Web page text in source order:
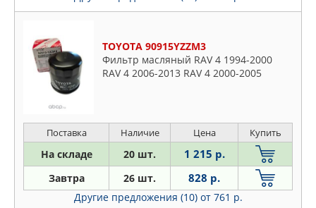
TOYOTA 90915YZZM3
Фильтр масляный RAV 4 1994-2000
RAV 4 2006-2013 RAV 4 2000-2005
Поставка Наличие Цена Купить
На складе 20 шт. 1 215 р.
Завтра 26 шт. 828 р.
Другие предложения (10) от 761 р.